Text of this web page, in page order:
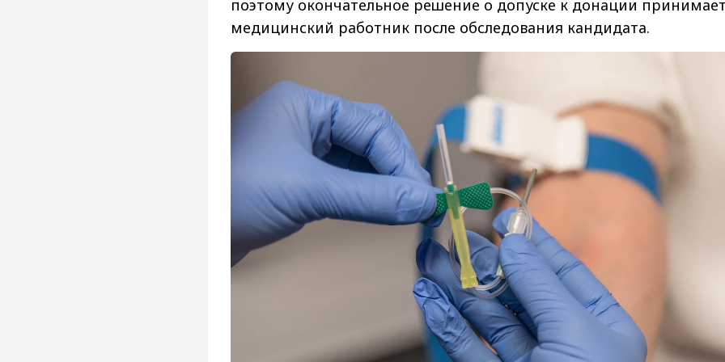
поэтому окончательное решение о допуске к донации
медицинский работник после обследования кандидата.